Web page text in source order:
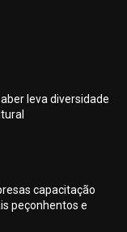
leva diversidade
capacitação
peçonhentos e